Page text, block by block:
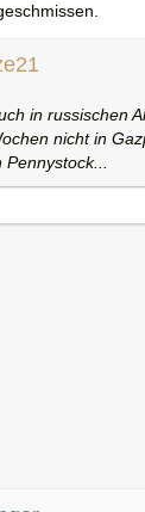
in russischen
nicht in